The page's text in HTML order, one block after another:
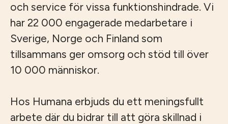
och service för vissa funktionshindrade. Vi
har 22 000 engagerade medarbetare i
Sverige, Norge och Finland som
tillsammans ger omsorg och stöd till över
10 000 människor.
Hos Humana erbjuds du ett meningsfullt
arbete där du bidrar till att göra skillnad i